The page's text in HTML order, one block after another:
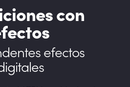
con
efectos